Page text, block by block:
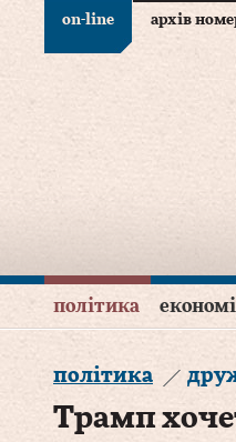
on-line архів
політика
політика
Трамп